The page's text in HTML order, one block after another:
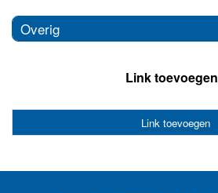
Overig
Link toevoegen
Link toevoegen